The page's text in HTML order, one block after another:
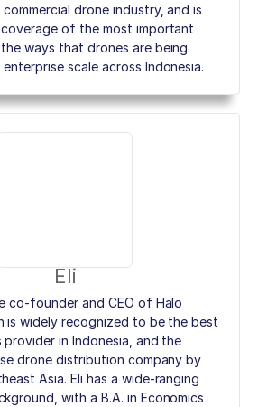
drone industry, and is
of the most important
ways that drones are being
scale across Indonesia.
Eli
co-founder and CEO of Halo
is widely recognized to be the best
in Indonesia, and the
drone distribution company by
Asia. Eli has a wide-ranging
with a B.A. in Economics